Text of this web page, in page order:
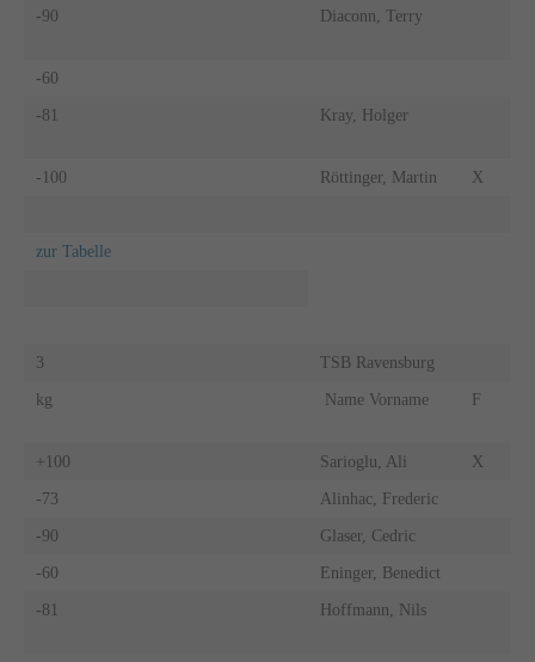
-90 Diaconn, Terry
-60
-81 Kray, Holger
-100 Röttinger, Martin X
zur Tabelle
3 TSB Ravensburg
kg Name Vorname F
+100 Sarioglu, Ali X
-73 Alinhac, Frederic
-90 Glaser, Cedric
-60 Eninger, Benedict
-81 Hoffmann, Nils